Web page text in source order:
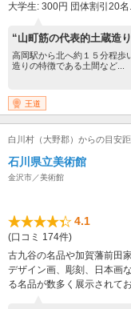
大学生: 300円 団体割引20名
“山町筋の代表的土蔵造
高岡駅から北へ約１５分程歩
造りの特徴である土間など...
王道
白川村（大野郡）からの目安
石川県立美術館
金沢市／美術館
4.1
(口コミ 174件)
古九谷の名品や加賀藩前田
デザイン画、彫刻、日本画
る名品が数多く展示されて